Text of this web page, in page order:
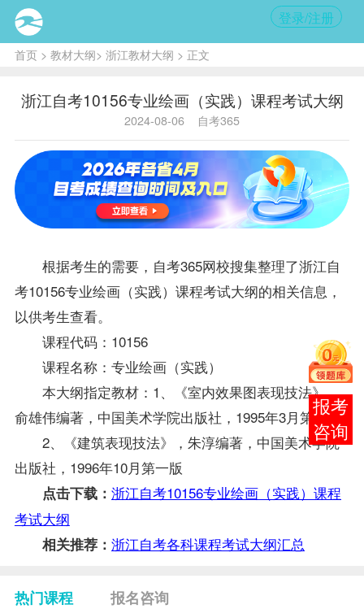
登录/注册
首页> 教材大纲> 浙江教材大纲 > 正文
浙江自考10156专业绘画（实践）课程考试大纲
2024-08-06 自考365
根据考生的需要，自考365网校搜集整理了浙江自
考10156专业绘画（实践）课程考试大纲的相关信息，
以供考生查看。
课程代码：10156
课程名称：专业绘画（实践）
本大纲指定教材：1、《室内效果图表现技法》，
俞雄伟编著，中国美术学院出版社，1995年3月第一版
2、《建筑表现技法》，朱淳编著，中国美术学院
出版社，1996年10月第一版
点击下载： 浙江自考10156专业绘画（实践）课程
考试大纲
相关推荐： 浙江自考各科课程考试大纲汇总
热门课程 报名咨询
在线
客服